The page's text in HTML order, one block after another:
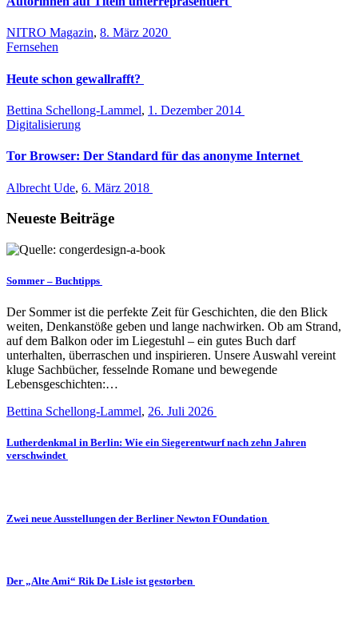
NITRO Magazin, 8. März 2020
Fernsehen
Heute schon gewallrafft?
Bettina Schellong-Lammel, 1. Dezember 2014
Digitalisierung
Tor Browser: Der Standard für das anonyme Internet
Albrecht Ude, 6. März 2018
Neueste Beiträge
Sommer – Buchtipps
Der Sommer ist die perfekte Zeit für Geschichten, die den Blick
weiten, Denkanstöße geben und lange nachwirken. Ob am Strand,
auf dem Balkon oder im Liegestuhl – ein gutes Buch darf
unterhalten, überraschen und inspirieren. Unsere Auswahl vereint
kluge Sachbücher, fesselnde Romane und bewegende
Lebensgeschichten:…
Bettina Schellong-Lammel, 26. Juli 2026
Lutherdenkmal in Berlin: Wie ein Siegerentwurf nach zehn Jahren
verschwindet
Zwei neue Ausstellungen der Berliner Newton FOundation
Der „Alte Ami“ Rik De Lisle ist gestorben